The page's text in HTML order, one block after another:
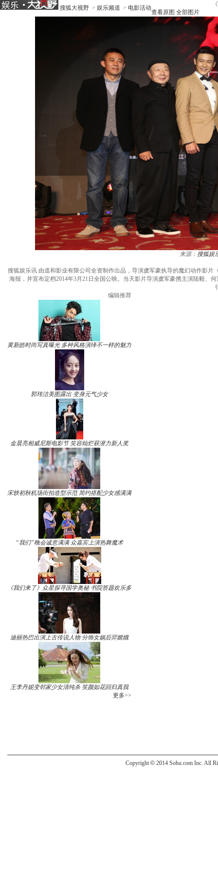
搜狐大视野 > 娱乐频道 > 电影活动
查看原图 全部图片
来源： 搜狐娱
搜狐娱乐讯 由道和影业有限公司全资制作出品，导演虞军豪执导的魔幻动作影
海报，并宣布定档2014年3月21日全国公映。当天影片导演虞军豪携主演陆毅、
编辑推荐
黄新皓时尚写真曝光 多种风格演绎不一样的魅力
郭玮洁美图露出 变身元气少女
金晨亮相威尼斯电影节 笑容灿烂获潜力新人奖
宋轶初秋机场街拍造型示范 简约搭配少女感满满
“我们”晚会诚意满满 众嘉宾上演热舞魔术
《我们来了》众星探寻国学奥秘 书院答题欢乐多
迪丽热巴出演上古传说人物 分饰女娲后羿嫦娥
王李丹妮变邻家少女清纯杀 笑颜如花回归真我
更多>>
Copyright © 2014 Sohu.com Inc. All